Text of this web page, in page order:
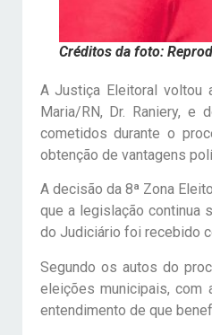
Créditos da foto:
A Justiça Eleitoral voltou
Maria/RN, Dr. Raniery, e
cometidos durante o
obtenção de vantagens
A decisão da 8ª Zona
que a legislação continua
do Judiciário foi recebido
Segundo os autos do
eleições municipais, com
entendimento de que